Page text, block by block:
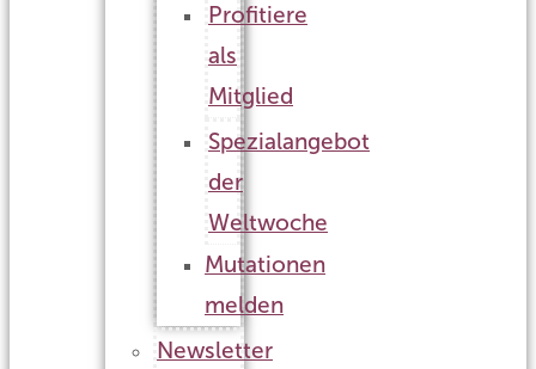
Profitiere
als
Mitglied
Spezialangebot
der
Weltwoche
Mutationen
melden
Newsletter